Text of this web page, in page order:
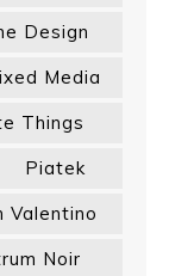
Design
Media
Things
Piatek
Valentino
Noir